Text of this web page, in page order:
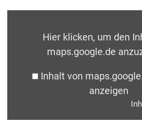
Hier klicken, um den
maps.google.de
Inhalt von
anzeigen